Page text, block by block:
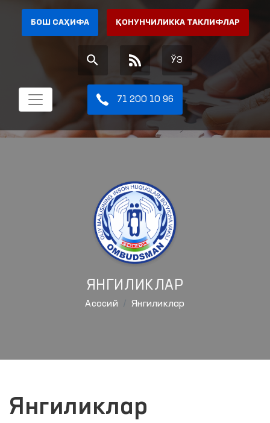
БОШ САҲИФА ҚОНУНЧИЛИККА ТАКЛИФЛАР
ЎЗ
71 200 10 96
ЯНГИЛИКЛАР
Aсосий Янгиликлар
Янгиликлар